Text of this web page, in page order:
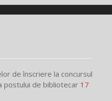
de înscriere la concursul
postului de bibliotecar 17